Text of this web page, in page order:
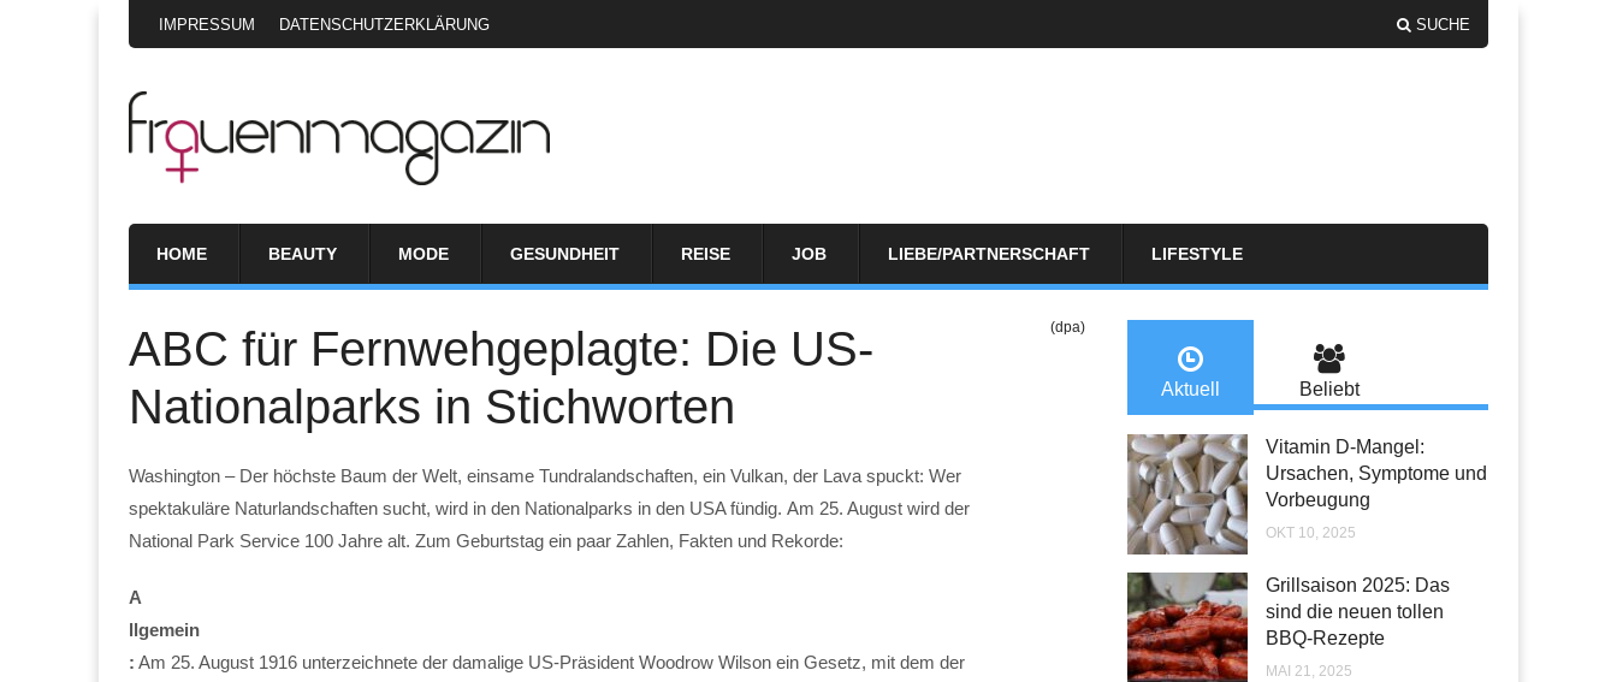
IMPRESSUM DATENSCHUTZERKLÄRUNG SUCHE
HOME BEAUTY MODE GESUNDHEIT REISE JOB LIEBE/PARTNERSCHAFT LIFESTYLE
ABC für Fernwehgeplagte: Die US-
Nationalparks in Stichworten
(dpa)
Washington – Der höchste Baum der Welt, einsame Tundralandschaften, ein Vulkan, der Lava spuckt: Wer
spektakuläre Naturlandschaften sucht, wird in den Nationalparks in den USA fündig. Am 25. August wird der
National Park Service 100 Jahre alt. Zum Geburtstag ein paar Zahlen, Fakten und Rekorde:
A
llgemein
: Am 25. August 1916 unterzeichnete der damalige US-Präsident Woodrow Wilson ein Gesetz, mit dem der
Aktuell Beliebt
Vitamin D-Mangel:
Ursachen, Symptome und
Vorbeugung
OKT 10, 2025
Grillsaison 2025: Das
sind die neuen tollen
BBQ-Rezepte
MAI 21, 2025